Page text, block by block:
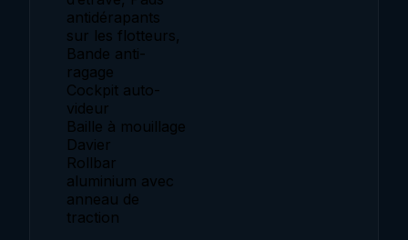
antidérapants
sur les flotteurs,
Bande anti-
ragage
Cockpit auto-
videur
Baille à mouillage
Davier
Rollbar
aluminium avec
anneau de
traction